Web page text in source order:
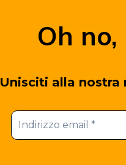
Oh
Unisciti alla nostra